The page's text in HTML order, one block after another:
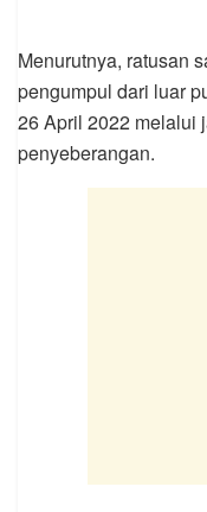
Menurutnya, ratusan
pengumpul dari luar
26 April 2022 melalui
penyeberangan.